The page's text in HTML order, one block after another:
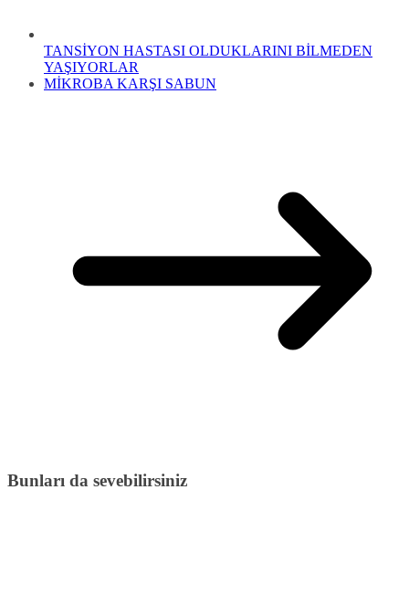
TANSİYON HASTASI OLDUKLARINI BİLMEDEN
YAŞIYORLAR
MİKROBA KARŞI SABUN
Bunları da sevebilirsiniz